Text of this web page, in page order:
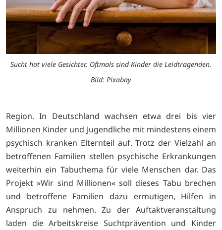
Sucht hat viele Gesichter. Oftmals sind Kinder die Leidtragenden.
Bild: Pixabay
Region. In Deutschland wachsen etwa drei bis vier
Millionen Kinder und Jugendliche mit mindestens einem
psychisch kranken Elternteil auf. Trotz der Vielzahl an
betroffenen Familien stellen psychische Erkrankungen
weiterhin ein Tabuthema für viele Menschen dar. Das
Projekt »Wir sind Millionen« soll dieses Tabu brechen
und betroffene Familien dazu ermutigen, Hilfen in
Anspruch zu nehmen. Zu der Auftaktveranstaltung
laden die Arbeitskreise Suchtprävention und Kinder